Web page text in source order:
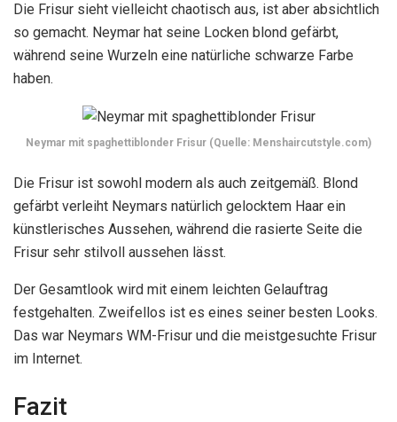
Die Frisur sieht vielleicht chaotisch aus, ist aber absichtlich
so gemacht. Neymar hat seine Locken blond gefärbt,
während seine Wurzeln eine natürliche schwarze Farbe
haben.
Neymar mit spaghettiblonder Frisur (Quelle: Menshaircutstyle.com)
Die Frisur ist sowohl modern als auch zeitgemäß. Blond
gefärbt verleiht Neymars natürlich gelocktem Haar ein
künstlerisches Aussehen, während die rasierte Seite die
Frisur sehr stilvoll aussehen lässt.
Der Gesamtlook wird mit einem leichten Gelauftrag
festgehalten. Zweifellos ist es eines seiner besten Looks.
Das war Neymars WM-Frisur und die meistgesuchte Frisur
im Internet.
Fazit